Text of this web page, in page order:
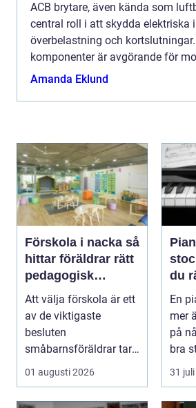
ACB brytare, även kända som
central roll i att skydda elektriska
överbelastning och
komponenter är avgörande för
strömförs&o...
Amanda Eklund
Förskola i nacka så
hittar föräldrar rätt
pedagogisk
trygghet
Att välja förskola är ett
av de viktigaste
besluten
småbarnsföräldrar tar.
Omsorg, trygghet,
pedagog...
01 augusti 2026
du
ditt
En
mer
på
bra
hur
31